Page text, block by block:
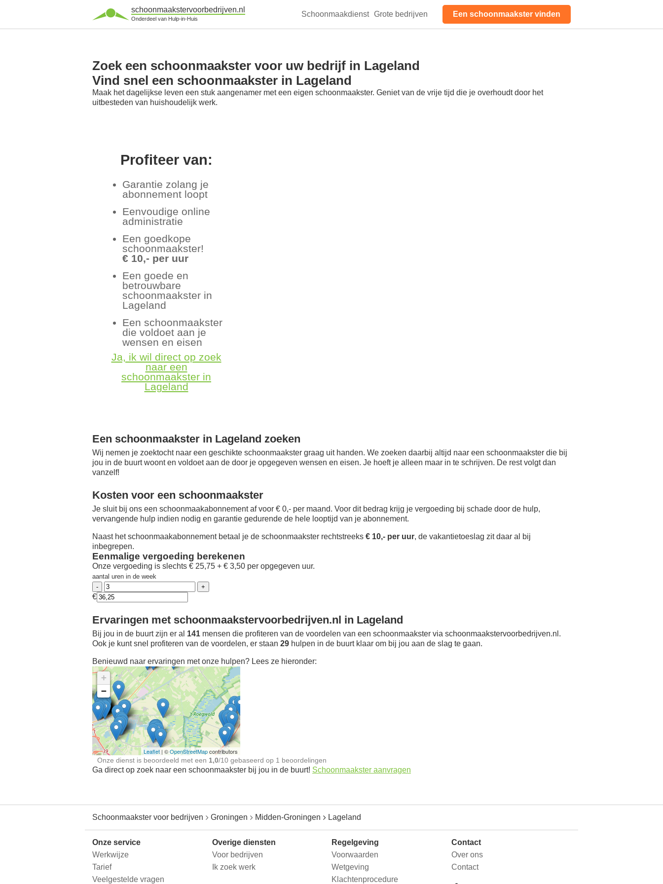
schoonmaakstervoorbedrijven.nl
Onderdeel van Hulp-in-Huis
Schoonmaakdienst Grote bedrijven Een schoonmaakster vinden
Zoek een schoonmaakster voor uw bedrijf in Lageland
Vind snel een schoonmaakster in Lageland
Maak het dagelijkse leven een stuk aangenamer met een eigen schoonmaakster. Geniet van de vrije tijd die je overhoudt door het
uitbesteden van huishoudelijk werk.
Profiteer van:
Garantie zolang je
abonnement loopt
Eenvoudige online
administratie
Een goedkope
schoonmaakster!
€ 10,- per uur
Een goede en
betrouwbare
schoonmaakster in
Lageland
Een schoonmaakster
die voldoet aan je
wensen en eisen
Ja, ik wil direct op zoek
naar een
schoonmaakster in
Lageland
Een schoonmaakster in Lageland zoeken
Wij nemen je zoektocht naar een geschikte schoonmaakster graag uit handen. We zoeken daarbij altijd naar een schoonmaakster die bij
jou in de buurt woont en voldoet aan de door je opgegeven wensen en eisen. Je hoeft je alleen maar in te schrijven. De rest volgt dan
vanzelf!
Kosten voor een schoonmaakster
Je sluit bij ons een schoonmaakabonnement af voor € 0,- per maand. Voor dit bedrag krijg je vergoeding bij schade door de hulp,
vervangende hulp indien nodig en garantie gedurende de hele looptijd van je abonnement.
Naast het schoonmaakabonnement betaal je de schoonmaakster rechtstreeks € 10,- per uur, de vakantietoeslag zit daar al bij
inbegrepen.
Eenmalige vergoeding berekenen
Onze vergoeding is slechts € 25,75 + € 3,50 per opgegeven uur.
aantal uren in de week
€
Ervaringen met schoonmaakstervoorbedrijven.nl in Lageland
Bij jou in de buurt zijn er al 141 mensen die profiteren van de voordelen van een schoonmaakster via schoonmaakstervoorbedrijven.nl.
Ook je kunt snel profiteren van de voordelen, er staan 29 hulpen in de buurt klaar om bij jou aan de slag te gaan.
Benieuwd naar ervaringen met onze hulpen? Lees ze hieronder:
Ontdek meer ervaringen
Schoonmaakster bij
jou in de buurt
+
−
Leaflet | ©OpenStreetMapcontributors
Onze dienst is beoordeeld met een 1,0/10 gebaseerd op 1 beoordelingen
Ga direct op zoek naar een schoonmaakster bij jou in de buurt! Schoonmaakster aanvragen
Schoonmaakster voor bedrijven Groningen Midden-Groningen Lageland
Onze service
Werkwijze
Tarief
Veelgestelde vragen
Overige diensten
Voor bedrijven
Ik zoek werk
Regelgeving
Voorwaarden
Wetgeving
Klachtenprocedure
Contact
Over ons
Contact